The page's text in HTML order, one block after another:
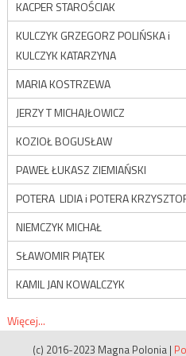
KACPER STAROŚCIAK
KULCZYK GRZEGORZ POLIŃSKA i
KULCZYK KATARZYNA
MARIA KOSTRZEWA
JERZY T MICHAJŁOWICZ
KOZIOŁ BOGUSŁAW
PAWEŁ ŁUKASZ ZIEMIAŃSKI
POTERA LIDIA i POTERA
NIEMCZYK MICHAŁ
SŁAWOMIR PIĄTEK
KAMIL JAN KOWALCZYK
Więcej...
(c) 2016-2023 Magna Polonia |